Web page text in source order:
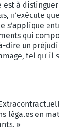
est à
qui
dire un
tel qu’il
légales en
»